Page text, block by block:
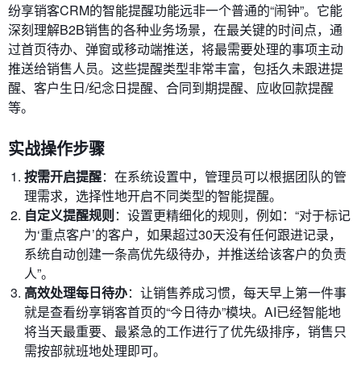
纷享销客CRM的智能提醒功能远非一个普通的“闹钟”。它能
深刻理解B2B销售的各种业务场景，在最关键的时间点，通
过首页待办、弹窗或移动端推送，将最需要处理的事项主动
推送给销售人员。这些提醒类型非常丰富，包括久未跟进提
醒、客户生日/纪念日提醒、合同到期提醒、应收回款提醒
等。
实战操作步骤
按需开启提醒：在系统设置中，管理员可以根据团队的管
理需求，选择性地开启不同类型的智能提醒。
自定义提醒规则：设置更精细化的规则，例如：“对于标记
为‘重点客户’的客户，如果超过30天没有任何跟进记录，
系统自动创建一条高优先级待办，并推送给该客户的负责
人”。
高效处理每日待办：让销售养成习惯，每天早上第一件事
就是查看纷享销客首页的“今日待办”模块。AI已经智能地
将当天最重要、最紧急的工作进行了优先级排序，销售只
需按部就班地处理即可。